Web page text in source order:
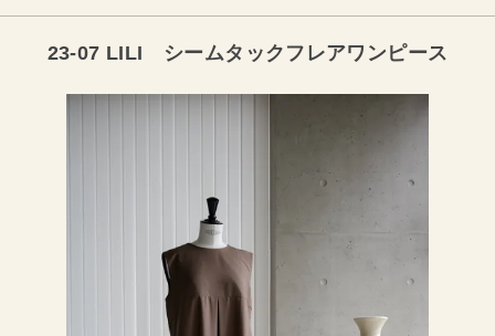
23-07 LILI シームタックフレアワンピース